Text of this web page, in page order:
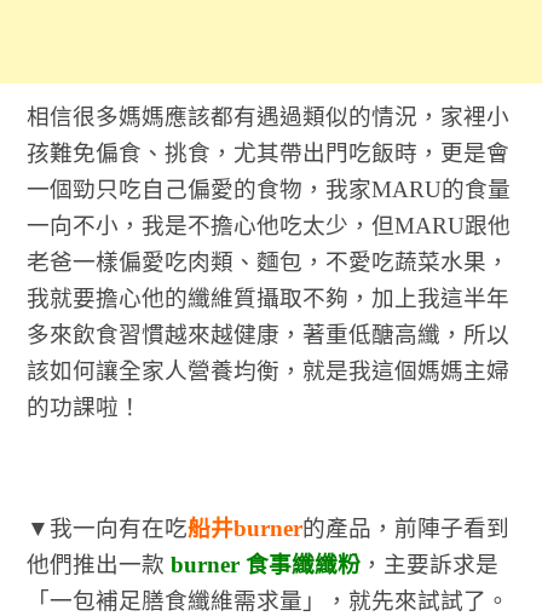
相信很多媽媽應該都有遇過類似的情況，家裡小
孩難免偏食、挑食，尤其帶出門吃飯時，更是會
一個勁只吃自己偏愛的食物，我家MARU的食量
一向不小，我是不擔心他吃太少，但MARU跟他
老爸一樣偏愛吃肉類、麵包，不愛吃蔬菜水果，
我就要擔心他的纖維質攝取不夠，加上我這半年
多來飲食習慣越來越健康，著重低醣高纖，所以
該如何讓全家人營養均衡，就是我這個媽媽主婦
的功課啦！
▼我一向有在吃船井burner的產品，前陣子看到
他們推出一款 burner 食事纖纖粉，主要訴求是
「一包補足膳食纖維需求量」，就先來試試了。